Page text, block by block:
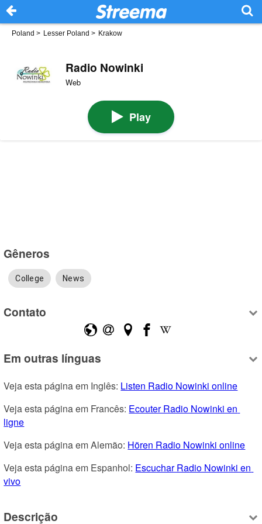
Poland > Lesser Poland > Krakow
Radio Nowinki
Web
Play
Gêneros
College News
Contato
Em outras línguas
Veja esta página em Inglês: Listen Radio Nowinki online
Veja esta página em Francês: Ecouter Radio Nowinki en
ligne
Veja esta página em Alemão: Hören Radio Nowinki online
Veja esta página em Espanhol: Escuchar Radio Nowinki en
vivo
Descrição